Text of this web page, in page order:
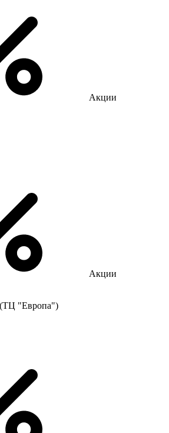
Акции
Акции
(ТЦ "Европа")